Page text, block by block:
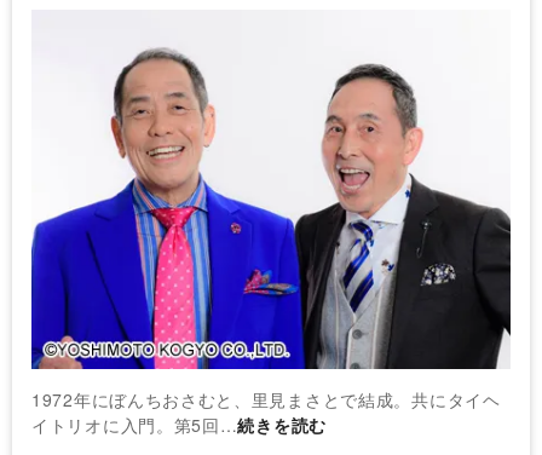
1972年にぼんちおさむと、里見まさとで結成。共にタイヘ
イトリオに入門。第5回…続きを読む